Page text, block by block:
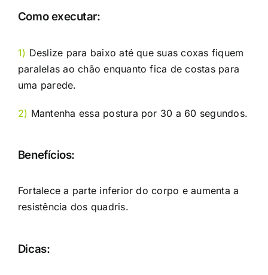
Como executar:
1) Deslize para baixo até que suas coxas fiquem
paralelas ao chão enquanto fica de costas para
uma parede.
2) Mantenha essa postura por 30 a 60 segundos.
Benefícios:
Fortalece a parte inferior do corpo e aumenta a
resistência dos quadris.
Dicas: